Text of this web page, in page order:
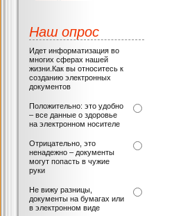
Наш опрос
Идет информатизация во
многих сферах нашей
жизни.Как вы относитесь к
созданию электронных
документов
Положительно: это удобно
– все данные о здоровье
на электронном носителе
Отрицательно, это
ненадежно – документы
могут попасть в чужие
руки
Не вижу разницы,
документы на бумагах или
в электронном виде